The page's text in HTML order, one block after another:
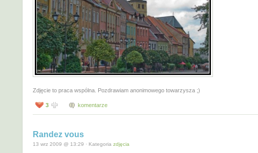
Zdjęcie to praca wspólna. Pozdrawiam anonimowego towarzysza ;)
3 komentarze
Randez vous
13 wrz 2009 @ 13:29 · Kategoria zdjęcia